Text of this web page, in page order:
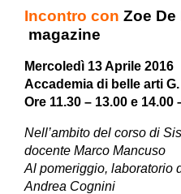
Incontro con Zoe
magazine
Mercoledì 13 Aprile 2016
Accademia di belle arti
Ore 11.30 – 13.00 e 14.00
Nell’ambito del corso di
docente Marco Mancuso
Al pomeriggio, laboratorio
Andrea Cognini